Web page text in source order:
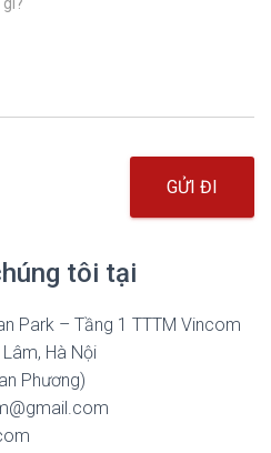
GỬI ĐI
tôi tại
Park – Tầng 1 TTTM Vincom
Hà Nội
Phương)